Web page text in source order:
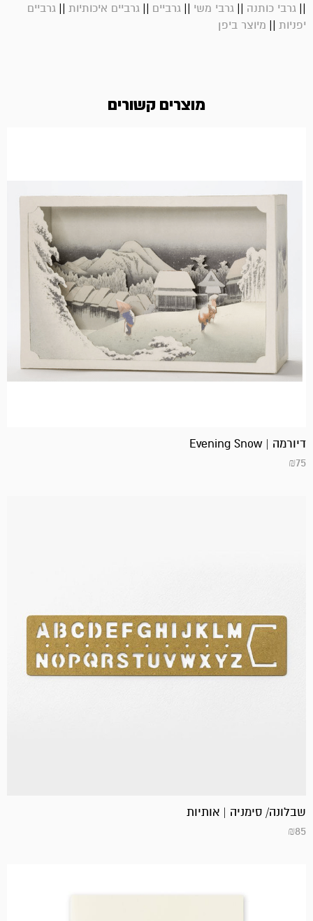
|| גרבי כותנה || גרבי משי || גרביים || גרביים איכותיות || גרביים
יפניות || מיוצר ביפן
מוצרים קשורים
דיורמה | Evening Snow
₪75
שבלונה/ סימניה | אותיות
₪85